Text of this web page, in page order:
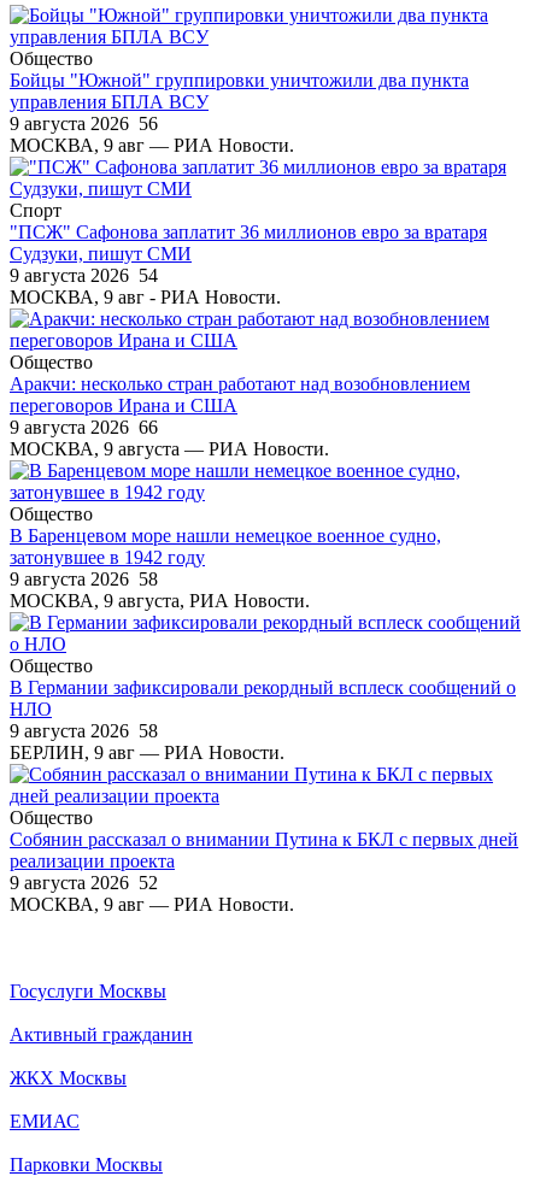
Общество
Бойцы "Южной" группировки уничтожили два пункта
управления БПЛА ВСУ
9 августа 2026 56
МОСКВА, 9 авг — РИА Новости.
Спорт
"ПСЖ" Сафонова заплатит 36 миллионов евро за вратаря
Судзуки, пишут СМИ
9 августа 2026 54
МОСКВА, 9 авг - РИА Новости.
Общество
Аракчи: несколько стран работают над возобновлением
переговоров Ирана и США
9 августа 2026 66
МОСКВА, 9 августа — РИА Новости.
Общество
В Баренцевом море нашли немецкое военное судно,
затонувшее в 1942 году
9 августа 2026 58
МОСКВА, 9 августа, РИА Новости.
Общество
В Германии зафиксировали рекордный всплеск сообщений о
НЛО
9 августа 2026 58
БЕРЛИН, 9 авг — РИА Новости.
Общество
Собянин рассказал о внимании Путина к БКЛ с первых дней
реализации проекта
9 августа 2026 52
МОСКВА, 9 авг — РИА Новости.
Госуслуги Москвы
Активный гражданин
ЖКХ Москвы
ЕМИАС
Парковки Москвы